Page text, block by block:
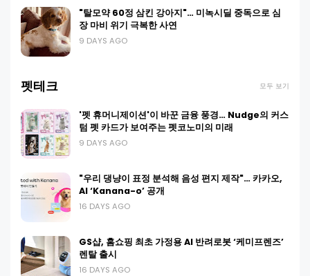
"탈모약 60정 삼킨 강아지"… 미녹시딜 중독으로 심
장 마비 위기 극복한 사연
9 DAYS AGO
펫테크 모두 보기
'펫 휴머니제이션'이 바꾼 금융 풍경… Nudge의 커스
텀 펫 카드가 보여주는 펫코노미의 미래
9 DAYS AGO
"우리 댕냥이 표정 분석해 음성 편지 제작"… 카카오,
AI ‘Kanana-o’ 공개
16 DAYS AGO
GS샵, 홈쇼핑 최초 가정용 AI 반려로봇 ‘케미프렌즈’
렌탈 출시
16 DAYS AGO